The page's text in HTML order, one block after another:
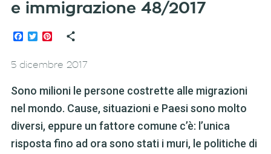
e immigrazione 48/2017
Facebook
TwitterPinterest
5 dicembre 2017
Sono milioni le persone costrette alle migrazioni
nel mondo. Cause, situazioni e Paesi sono molto
diversi, eppure un fattore comune c’è: l’unica
risposta fino ad ora sono stati i muri, le politiche di